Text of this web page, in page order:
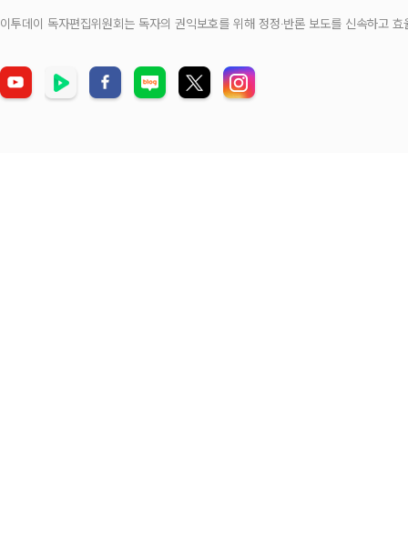
이투데이 독자편집위원회는 독자의 권익보호를 위해 정정‧반론 보도를 신속하고